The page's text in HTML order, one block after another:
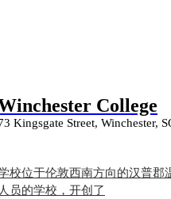
College
Kingsgate Street, Winchester,
校位于伦敦西南方向的汉普郡
人员的学校，开创了